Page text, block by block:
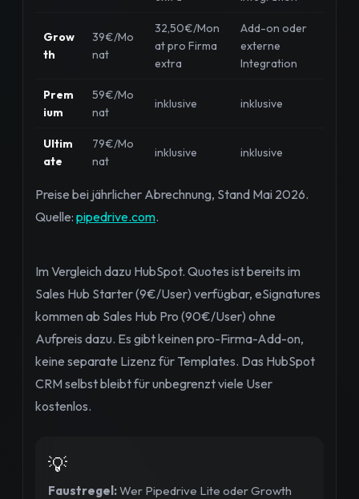
Grow
th
39€/Mo
nat
32,50€/Mon
at pro Firma
extra
Add-on oder
externe
Integration
Prem
ium
59€/Mo
nat
inklusive inklusive
Ultim
ate
79€/Mo
nat
inklusive inklusive
Preise bei jährlicher Abrechnung, Stand Mai 2026.
Quelle: pipedrive.com.
Im Vergleich dazu HubSpot. Quotes ist bereits im
Sales Hub Starter (9€/User) verfügbar, eSignatures
kommen ab Sales Hub Pro (90€/User) ohne
Aufpreis dazu. Es gibt keinen pro-Firma-Add-on,
keine separate Lizenz für Templates. Das HubSpot
CRM selbst bleibt für unbegrenzt viele User
kostenlos.
💡
Faustregel:Wer Pipedrive Lite oder Growth